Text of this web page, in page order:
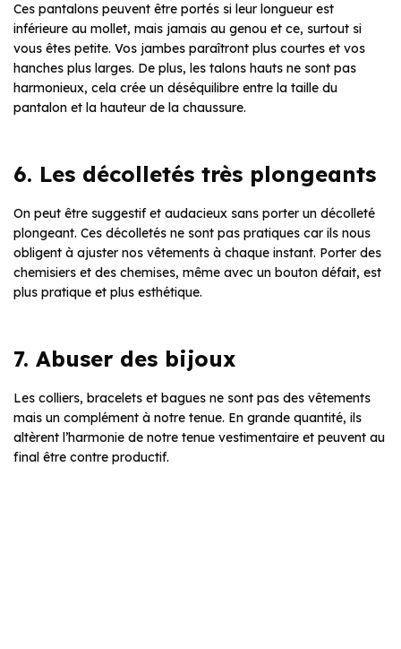
Ces pantalons peuvent être portés si leur longueur est
inférieure au mollet, mais jamais au genou et ce, surtout si
vous êtes petite. Vos jambes paraîtront plus courtes et vos
hanches plus larges. De plus, les talons hauts ne sont pas
harmonieux, cela crée un déséquilibre entre la taille du
pantalon et la hauteur de la chaussure.
6. Les décolletés très plongeants
On peut être suggestif et audacieux sans porter un décolleté
plongeant. Ces décolletés ne sont pas pratiques car ils nous
obligent à ajuster nos vêtements à chaque instant. Porter des
chemisiers et des chemises, même avec un bouton défait, est
plus pratique et plus esthétique.
7. Abuser des bijoux
Les colliers, bracelets et bagues ne sont pas des vêtements
mais un complément à notre tenue. En grande quantité, ils
altèrent l’harmonie de notre tenue vestimentaire et peuvent au
final être contre productif.